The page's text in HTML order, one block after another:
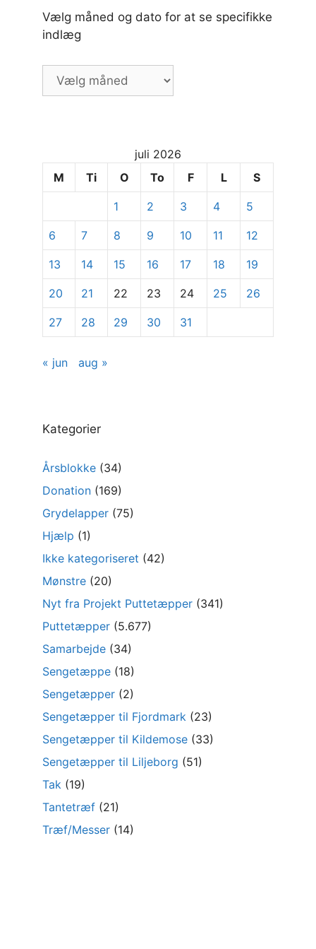
Vælg måned og dato for at se specifikke
indlæg
Vælg
måned
specifikke
juli 2026
M
Ti O To F L S
1 2 3 4 5
6 7 8 9 10 11 12
13 14 15 16 17 18 19
20 21 22 23 24 25 26
27 28 29 30 31
« jun aug »
Kategorier
Årsblokke (34)
Donation (169)
Grydelapper (75)
Hjælp (1)
Ikke kategoriseret (42)
Mønstre (20)
Nyt fra Projekt Puttetæpper (341)
Puttetæpper (5.677)
Samarbejde (34)
Sengetæppe (18)
Sengetæpper (2)
Sengetæpper til Fjordmark (23)
Sengetæpper til Kildemose (33)
Sengetæpper til Liljeborg (51)
Tak (19)
Tantetræf (21)
Træf/Messer (14)